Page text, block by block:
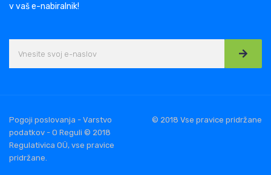
v vaš e-nabiralnik!
Pogoji poslovanja - Varstvo
podatkov - O Reguli © 2018
Regulativica OÜ, vse pravice
pridržane.
© 2018 Vse pravice pridržane